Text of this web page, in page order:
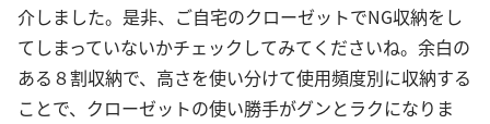
介しました。是非、ご自宅のクローゼットでNG収納をし
てしまっていないかチェックしてみてくださいね。余白の
ある８割収納で、高さを使い分けて使用頻度別に収納する
ことで、クローゼットの使い勝手がグンとラクになりま